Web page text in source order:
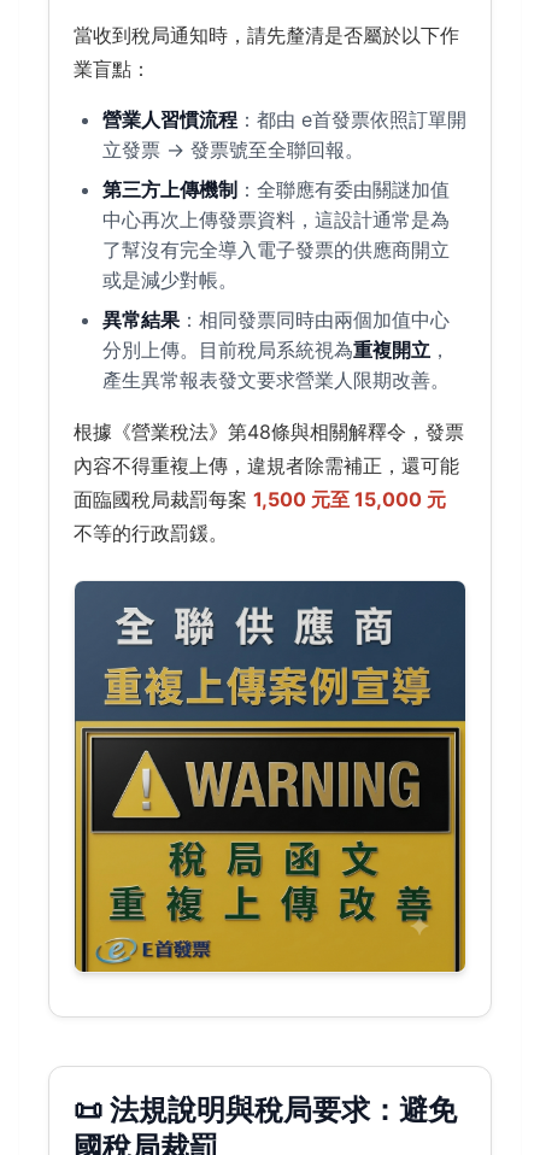
當收到稅局通知時，請先釐清是否屬於以下作
業盲點：
營業人習慣流程 ：都由 e首發票依照訂單開
立發票 → 發票號至全聯回報。
第三方上傳機制 ：全聯應有委由關謎加值
中心再次上傳發票資料，這設計通常是為
了幫沒有完全導入電子發票的供應商開立
或是減少對帳。
異常結果 ：相同發票同時由兩個加值中心
分別上傳。目前稅局系統視為重複開立 ，
產生異常報表發文要求營業人限期改善。
根據《營業稅法》第48條與相關解釋令，發票
內容不得重複上傳，違規者除需補正，還可能
面臨國稅局裁罰每案 1,500 元至 15,000 元
不等的行政罰鍰。
📜 法規說明與稅局要求：避免
國稅局裁罰